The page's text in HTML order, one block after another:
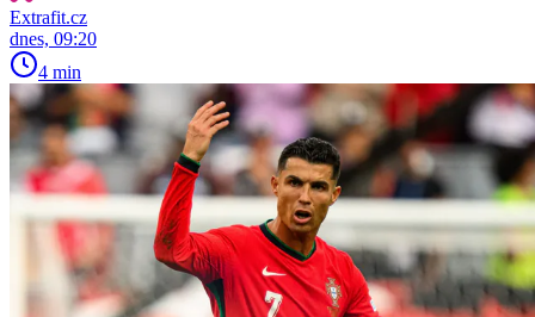
Extrafit.cz
dnes, 09:20
4 min